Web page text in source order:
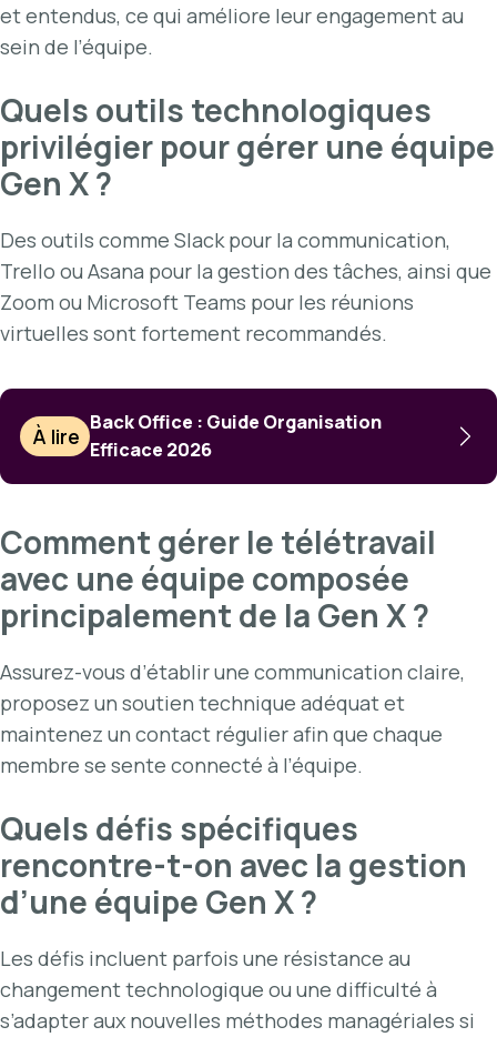
et entendus, ce qui améliore leur engagement au
sein de l’équipe.
Quels outils technologiques
privilégier pour gérer une équipe
Gen X ?
Des outils comme Slack pour la communication,
Trello ou Asana pour la gestion des tâches, ainsi que
Zoom ou Microsoft Teams pour les réunions
virtuelles sont fortement recommandés.
À lire
Back Office : Guide Organisation
Efficace 2026
Comment gérer le télétravail
avec une équipe composée
principalement de la Gen X ?
Assurez-vous d’établir une communication claire,
proposez un soutien technique adéquat et
maintenez un contact régulier afin que chaque
membre se sente connecté à l’équipe.
Quels défis spécifiques
rencontre-t-on avec la gestion
d’une équipe Gen X ?
Les défis incluent parfois une résistance au
changement technologique ou une difficulté à
s’adapter aux nouvelles méthodes managériales si